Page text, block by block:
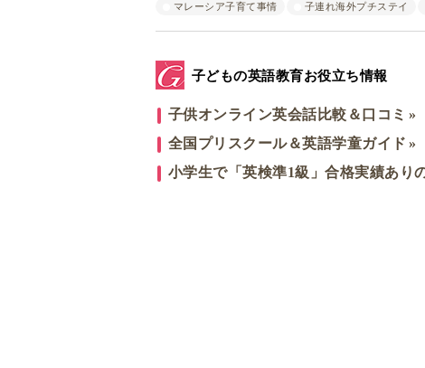
マレーシア子育て事情
子連れ海外プチステイ
子どもの英語教育お役立ち情報
子供オンライン英会話比較＆口コミ
全国プリスクール＆英語学童ガイド
小学生で「英検準1級」合格実績あり